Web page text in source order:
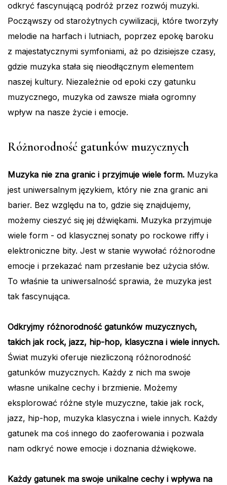
odkryć fascynującą podróż przez rozwój muzyki.
Począwszy od starożytnych cywilizacji, które tworzyły
melodie na harfach i lutniach, poprzez epokę baroku
z majestatycznymi symfoniami, aż po dzisiejsze czasy,
gdzie muzyka stała się nieodłącznym elementem
naszej kultury. Niezależnie od epoki czy gatunku
muzycznego, muzyka od zawsze miała ogromny
wpływ na nasze życie i emocje.
Różnorodność gatunków muzycznych
Muzyka nie zna granic i przyjmuje wiele form. Muzyka
jest uniwersalnym językiem, który nie zna granic ani
barier. Bez względu na to, gdzie się znajdujemy,
możemy cieszyć się jej dźwiękami. Muzyka przyjmuje
wiele form - od klasycznej sonaty po rockowe riffy i
elektroniczne bity. Jest w stanie wywołać różnorodne
emocje i przekazać nam przesłanie bez użycia słów.
To właśnie ta uniwersalność sprawia, że muzyka jest
tak fascynująca.
Odkryjmy różnorodność gatunków muzycznych,
takich jak rock, jazz, hip-hop, klasyczna i wiele innych.
Świat muzyki oferuje niezliczoną różnorodność
gatunków muzycznych. Każdy z nich ma swoje
własne unikalne cechy i brzmienie. Możemy
eksplorować różne style muzyczne, takie jak rock,
jazz, hip-hop, muzyka klasyczna i wiele innych. Każdy
gatunek ma coś innego do zaoferowania i pozwala
nam odkryć nowe emocje i doznania dźwiękowe.
Każdy gatunek ma swoje unikalne cechy i wpływa na